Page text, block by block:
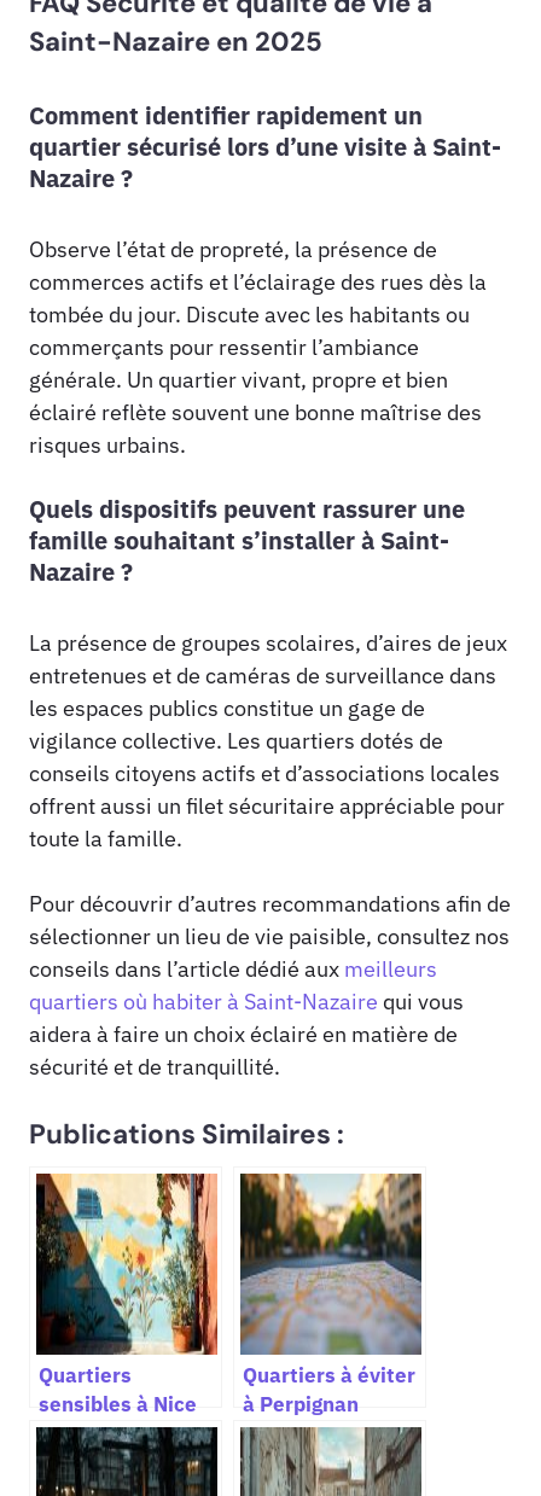
Saint-Nazaire en 2025
Comment identifier rapidement un
quartier sécurisé lors d’une visite à Saint-
Nazaire ?
Observe l’état de propreté, la présence de
commerces actifs et l’éclairage des rues dès la
tombée du jour. Discute avec les habitants ou
commerçants pour ressentir l’ambiance
générale. Un quartier vivant, propre et bien
éclairé reflète souvent une bonne maîtrise des
risques urbains.
Quels dispositifs peuvent rassurer une
famille souhaitant s’installer à Saint-
Nazaire ?
La présence de groupes scolaires, d’aires de jeux
entretenues et de caméras de surveillance dans
les espaces publics constitue un gage de
vigilance collective. Les quartiers dotés de
conseils citoyens actifs et d’associations locales
offrent aussi un filet sécuritaire appréciable pour
toute la famille.
Pour découvrir d’autres recommandations afin de
sélectionner un lieu de vie paisible, consultez nos
conseils dans l’article dédié aux meilleurs
quartiers où habiter à Saint-Nazaire qui vous
aidera à faire un choix éclairé en matière de
sécurité et de tranquillité.
Publications Similaires :
Quartiers
sensibles à Nice
Quartiers à éviter
à Perpignan